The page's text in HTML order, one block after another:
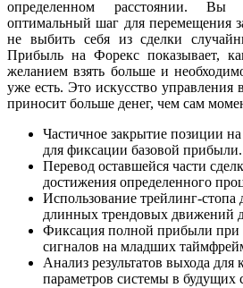
определенном расстоянии. Вы
оптимальный шаг для перемещения
не выбить себя из сделки
Прибыль на Форекс показывает,
желанием взять больше и
уже есть. Это искусство управления
приносит больше денег, чем сам
Частичное закрытие позиции
для фиксации базовой прибыли.
Перевод оставшейся части
достижения определенного
Использование трейлинг-стопа
длинных трендовых движений
Фиксация полной прибыли при
сигналов на младших
Анализ результатов выхода для
параметров системы в будущих